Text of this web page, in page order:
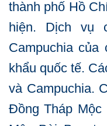
thành phố Hồ
hiện. Dịch vụ
Campuchia
khẩu quốc tế.
và Campuchia.
Đồng Tháp Mộc